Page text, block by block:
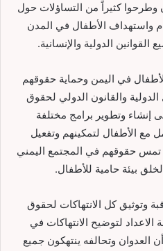
وطرحوا كثيراً من التساؤلات حول
واستهداف الأطفال في المدن
الدولية والإنسانية.
في اليمن وحماية حقوقهم
والقانون الدولي لحقوق
إنشاء وتطوير برامج مختلفة
مع الأطفال لتمكينهم وتفعيل
تمس حقوقهم في المجتمع اليمني
بيئة حامية للأطفال.
وتوثيق كل الانتهاكات لحقوق
لتوضيح الانتهاكات في
العدوان وتحالفه ينتهكون جميع